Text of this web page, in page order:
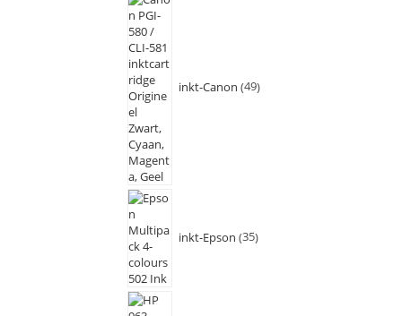
inkt-Canon 49
inkt-Epson 35